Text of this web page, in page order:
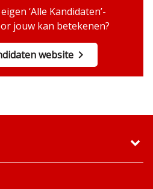
‘Alle Kandidaten’-
jouw kan betekenen?
website